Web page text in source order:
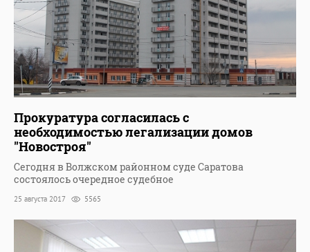
Прокуратура согласилась с
необходимостью легализации домов
"Новостроя"
Сегодня в Волжском районном суде Саратова
состоялось очередное судебное
25 августа 2017 5565